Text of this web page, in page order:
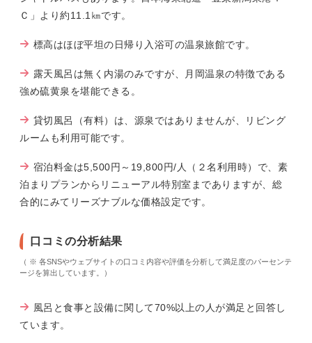
Ｃ」より約11.1㎞です。
標高はほぼ平坦の日帰り入浴可の温泉旅館です。
露天風呂は無く内湯のみですが、月岡温泉の特徴である
強め硫黄泉を堪能できる。
貸切風呂（有料）は、源泉ではありませんが、リビング
ルームも利用可能です。
宿泊料金は5,500円～19,800円/人（２名利用時）で、素
泊まりプランからリニューアル特別室までありますが、総
合的にみてリーズナブルな価格設定です。
口コミの分析結果
（ ※ 各SNSやウェブサイトの口コミ内容や評価を分析して満足度のパーセンテ
ージを算出しています。）
風呂と食事と設備に関して70%以上の人が満足と回答し
ています。